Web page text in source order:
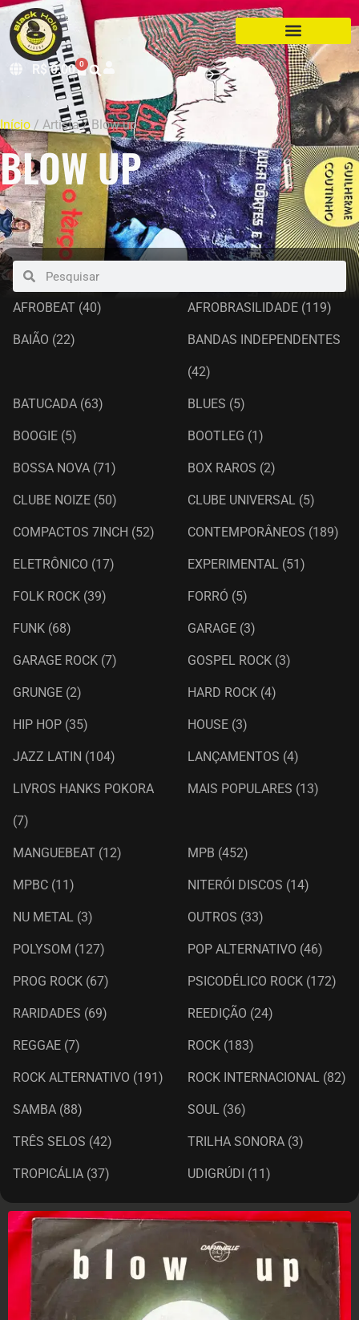
R$0,00 0
Início / Artista / Blow up
BLOW UP
AFROBEAT (40) AFROBRASILIDADE (119)
BAIÃO (22) BANDAS INDEPENDENTES
(42)
BATUCADA (63) BLUES (5)
BOOGIE (5) BOOTLEG (1)
BOSSA NOVA (71) BOX RAROS (2)
CLUBE NOIZE (50) CLUBE UNIVERSAL (5)
COMPACTOS 7INCH (52) CONTEMPORÂNEOS (189)
ELETRÔNICO (17) EXPERIMENTAL (51)
FOLK ROCK (39) FORRÓ (5)
FUNK (68) GARAGE (3)
GARAGE ROCK (7) GOSPEL ROCK (3)
GRUNGE (2) HARD ROCK (4)
HIP HOP (35) HOUSE (3)
JAZZ LATIN (104) LANÇAMENTOS (4)
LIVROS HANKS POKORA
(7)
MAIS POPULARES (13)
MANGUEBEAT (12) MPB (452)
MPBC (11) NITERÓI DISCOS (14)
NU METAL (3) OUTROS (33)
POLYSOM (127) POP ALTERNATIVO (46)
PROG ROCK (67) PSICODÉLICO ROCK (172)
RARIDADES (69) REEDIÇÃO (24)
REGGAE (7) ROCK (183)
ROCK ALTERNATIVO (191) ROCK INTERNACIONAL (82)
SAMBA (88) SOUL (36)
TRÊS SELOS (42) TRILHA SONORA (3)
TROPICÁLIA (37) UDIGRÚDI (11)